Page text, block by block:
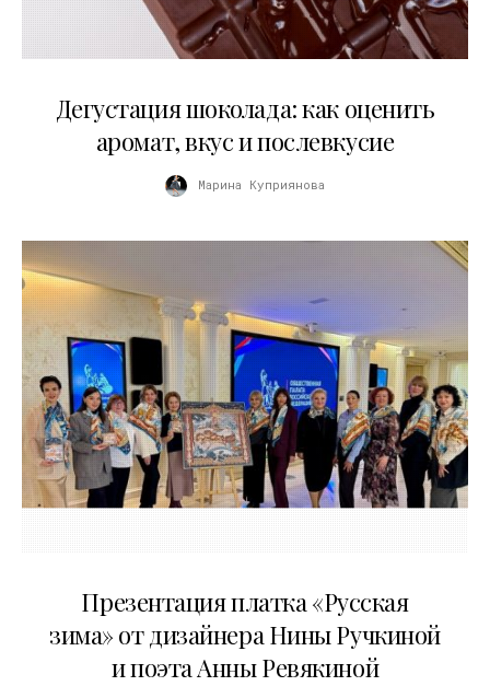
Дегустация шоколада: как оценить
аромат, вкус и послевкусие
Марина Куприянова
Презентация платка «Русская
зима» от дизайнера Нины Ручкиной
и поэта Анны Ревякиной